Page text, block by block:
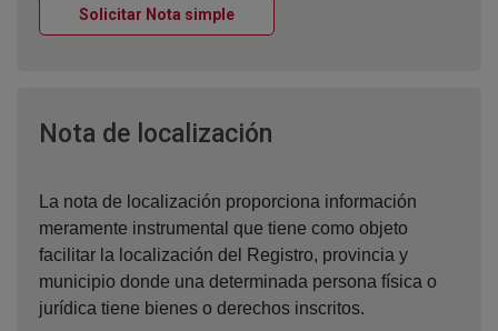
Solicitar Nota simpleVentana nueva
Nota de localización
La nota de localización proporciona información
meramente instrumental que tiene como objeto
facilitar la localización del Registro, provincia y
municipio donde una determinada persona física o
jurídica tiene bienes o derechos inscritos.